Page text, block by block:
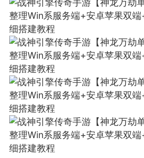
更新 商城
排行 在线
实时动态